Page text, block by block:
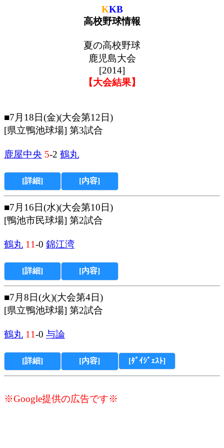
KKB
高校野球情報
夏の高校野球
鹿児島大会
[2014]
【大会結果】
■7月18日(金)(大会第12日)
[県立鴨池球場] 第3試合
鹿屋中央 5-2 鶴丸
[詳細] [内容]
■7月16日(水)(大会第10日)
[鴨池市民球場] 第2試合
鶴丸 11-0 錦江湾
[詳細] [内容]
■7月8日(火)(大会第4日)
[県立鴨池球場] 第2試合
鶴丸 11-0 与論
[詳細] [内容] [ﾀﾞｲｼﾞｪｽﾄ]
※Google提供の広告です※